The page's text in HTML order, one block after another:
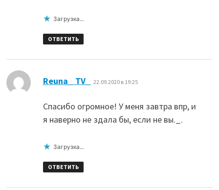
Загрузка...
ОТВЕТИТЬ
Reuna_ TV_ 22.09.2020 в 19:25
Спасибо огромное! У меня завтра впр, и
я наверно не здала бы, если не вы._.
Загрузка...
ОТВЕТИТЬ